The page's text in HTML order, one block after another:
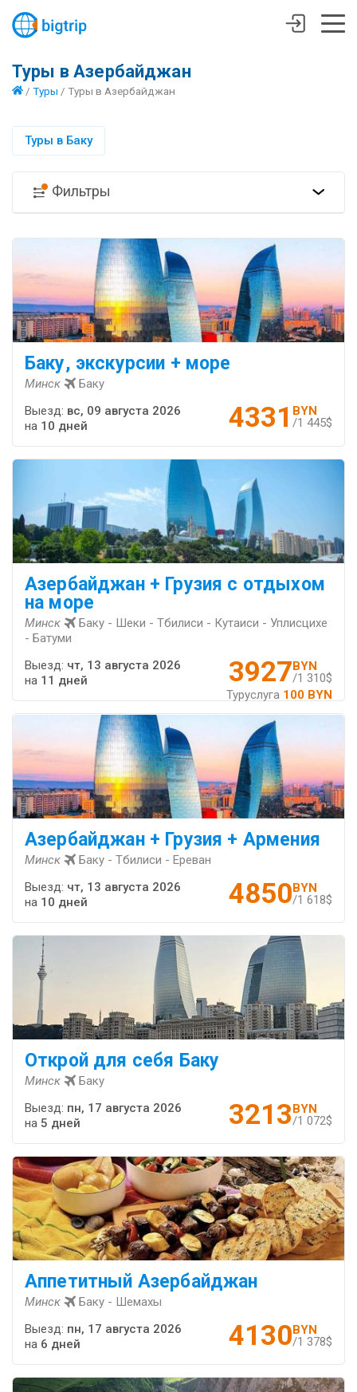
Туры в Азербайджан
/ Туры / Туры в Азербайджан
Туры в Баку
Фильтры
Баку, экскурсии + море
Минск Баку
4331 BYN
/1 445$
Выезд: вс, 09 августа 2026
на 10 дней
Азербайджан + Грузия с отдыхом
на море
Минск
Баку - Шеки - Тбилиси - Кутаиси - Уплисцихе
- Батуми
3927BYN
/1 310$
Туруслуга 100 BYN
Выезд: чт, 13 августа 2026
на 11 дней
Азербайджан + Грузия + Армения
Минск Баку - Тбилиси - Ереван
4850BYN
/1 618$
Выезд: чт, 13 августа 2026
на 10 дней
Открой для себя Баку
Минск Баку
3213BYN
/1 072$
Выезд: пн, 17 августа 2026
на 5 дней
Аппетитный Азербайджан
Минск Баку - Шемахы
4130BYN
/1 378$
Выезд: пн, 17 августа 2026
на 6 дней